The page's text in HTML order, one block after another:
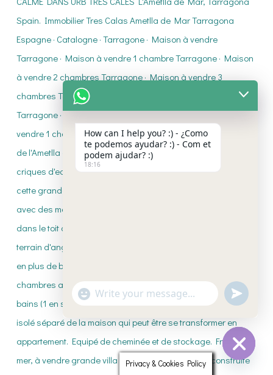
Privacy & Cookies Policy
HIDE
How can I help you? :) - ¿Como
te podemos ayudar? :) - Com et
podem ajudar? :)
18:16
WhatsApp
Message